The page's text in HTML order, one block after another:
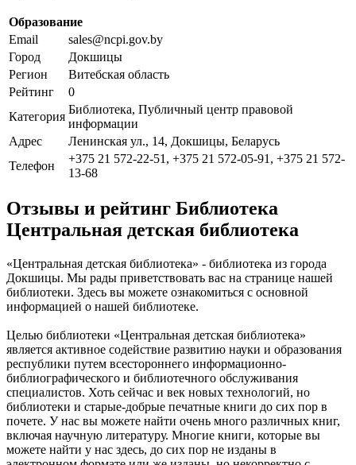
Образование
Email
sales@ncpi.gov.by
Город
Докшицы
Регион
Витебская область
Рейтинг
0
Категория
Библиотека, Публичный центр правовой
информации
Адрес
Ленинская ул., 14, Докшицы, Беларусь
Телефон
+375 21 572-22-51, +375 21 572-05-91, +375 21 572-
13-68
Отзывы и рейтинг Библиотека
Центральная детская библиотека
«Центральная детская библиотека» - библиотека из города
Докшицы. Мы рады приветствовать вас на странице нашей
библиотеки. Здесь вы можете ознакомиться с основной
информацией о нашей библиотеке.
Целью библиотеки «Центральная детская библиотека»
является активное содействие развитию науки и образования
республики путем всестороннего информационно-
библиографического и библиотечного обслуживания
специалистов. Хоть сейчас и век новых технологий, но
библиотеки и старые-добрые печатные книги до сих пор в
почете. У нас вы можете найти очень много различных книг,
включая научную литературу. Многие книги, которые вы
можете найти у нас здесь, до сих пор не изданы в